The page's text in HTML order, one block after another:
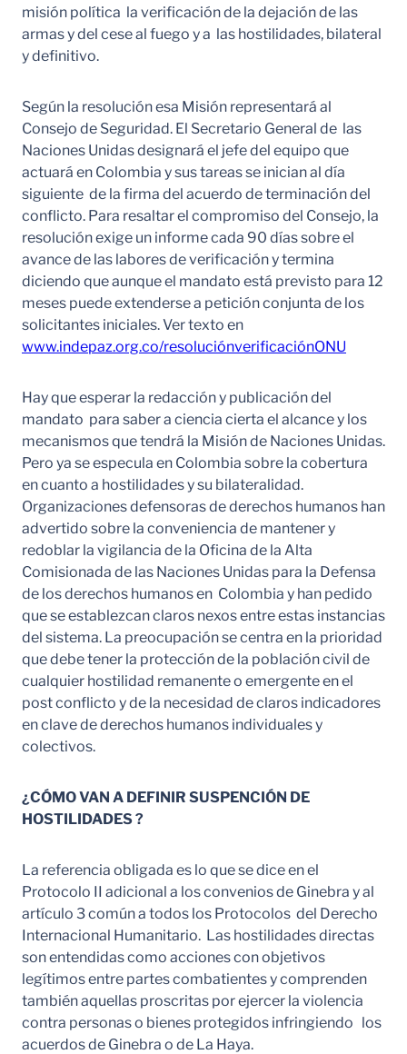
misión política la verificación de la dejación de las
armas y del cese al fuego y a las hostilidades, bilateral
y definitivo.
Según la resolución esa Misión representará al
Consejo de Seguridad. El Secretario General de las
Naciones Unidas designará el jefe del equipo que
actuará en Colombia y sus tareas se inician al día
siguiente de la firma del acuerdo de terminación del
conflicto. Para resaltar el compromiso del Consejo, la
resolución exige un informe cada 90 días sobre el
avance de las labores de verificación y termina
diciendo que aunque el mandato está previsto para 12
meses puede extenderse a petición conjunta de los
solicitantes iniciales. Ver texto en
www.indepaz.org.co/resoluciónverificaciónONU
Hay que esperar la redacción y publicación del
mandato para saber a ciencia cierta el alcance y los
mecanismos que tendrá la Misión de Naciones Unidas.
Pero ya se especula en Colombia sobre la cobertura
en cuanto a hostilidades y su bilateralidad.
Organizaciones defensoras de derechos humanos han
advertido sobre la conveniencia de mantener y
redoblar la vigilancia de la Oficina de la Alta
Comisionada de las Naciones Unidas para la Defensa
de los derechos humanos en Colombia y han pedido
que se establezcan claros nexos entre estas instancias
del sistema. La preocupación se centra en la prioridad
que debe tener la protección de la población civil de
cualquier hostilidad remanente o emergente en el
post conflicto y de la necesidad de claros indicadores
en clave de derechos humanos individuales y
colectivos.
¿CÓMO VAN A DEFINIR SUSPENCIÓN DE
HOSTILIDADES ?
La referencia obligada es lo que se dice en el
Protocolo II adicional a los convenios de Ginebra y al
artículo 3 común a todos los Protocolos del Derecho
Internacional Humanitario. Las hostilidades directas
son entendidas como acciones con objetivos
legítimos entre partes combatientes y comprenden
también aquellas proscritas por ejercer la violencia
contra personas o bienes protegidos infringiendo los
acuerdos de Ginebra o de La Haya.